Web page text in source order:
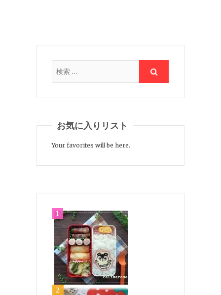
お気に入りリスト
Your favorites will be here.